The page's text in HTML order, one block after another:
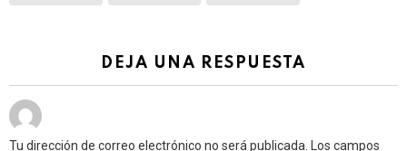
DEJA UNA RESPUESTA
Tu dirección de correo electrónico no será publicada. Los campos